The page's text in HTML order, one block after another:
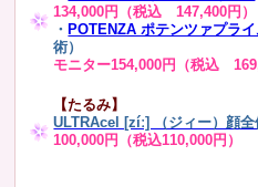
134,000円（税込 147,400円）
・ POTENZA ポテンツァプラ
術）
モニター154,000円（税込
【たるみ】
ULTRAcel [zíː] （ジィー）顔全
100,000円（税込110,000円）